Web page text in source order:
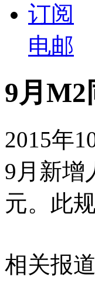
订阅
电邮
9月
2015年
9月新增
元。此
相关报道